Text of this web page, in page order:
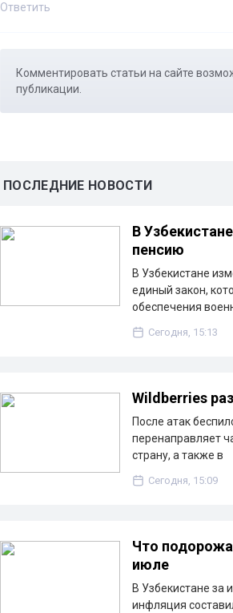
Ответить
Комментировать статьи на сайте
публикации.
ПОСЛЕДНИЕ НОВОСТИ
В
пенсию
В Узбекистане
единый закон,
обеспечения
Сегодня, 15:13
Wildberries
После атак
перенаправляет
страну, а также в
Сегодня, 15:09
Что
июле
В Узбекистане за
инфляция